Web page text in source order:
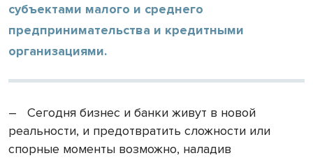
субъектами малого и среднего
предпринимательства и кредитными
организациями.
– Сегодня бизнес и банки живут в новой
реальности, и предотвратить сложности или
спорные моменты возможно, наладив